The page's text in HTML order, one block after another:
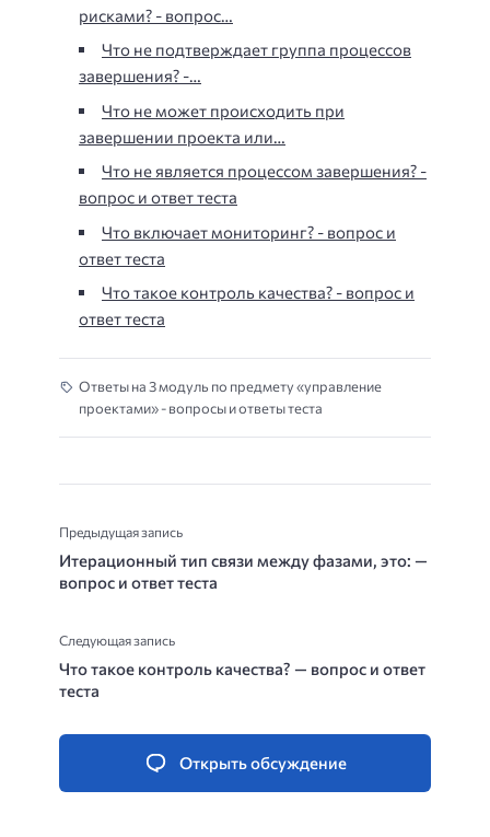
рисками? - вопрос…
Что не подтверждает группа процессов
завершения? -…
Что не может происходить при
завершении проекта или…
Что не является процессом завершения? -
вопрос и ответ теста
Что включает мониторинг? - вопрос и
ответ теста
Что такое контроль качества? - вопрос и
ответ теста
Ответы на 3 модуль по предмету «управление
проектами» - вопросы и ответы теста
Предыдущая запись
Итерационный тип связи между фазами, это: —
вопрос и ответ теста
Следующая запись
Что такое контроль качества? — вопрос и ответ
теста
Открыть обсуждение